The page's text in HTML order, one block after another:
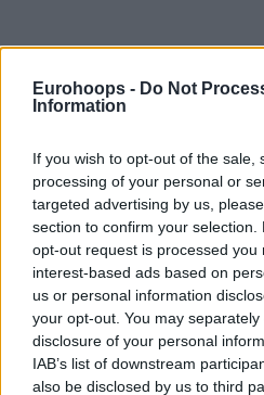
Eurohoops - Do Not
Information
If you wish to opt-out of the sale,
processing of your personal or
targeted advertising by us,
section to confirm your
opt-out request is processed you
interest-based ads based on
us or personal information
your opt-out. You may
disclosure of your personal
IAB’s list of downstream
also be disclosed by us to third